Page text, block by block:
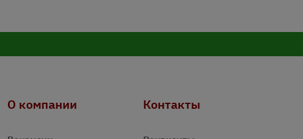
О компании Контакты